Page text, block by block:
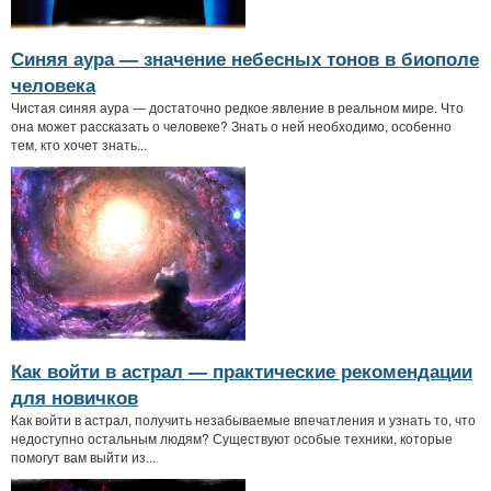
Синяя аура — значение небесных тонов в биополе
человека
Чистая синяя аура — достаточно редкое явление в реальном мире. Что
она может рассказать о человеке? Знать о ней необходимо, особенно
тем, кто хочет знать...
Как войти в астрал — практические рекомендации
для новичков
Как войти в астрал, получить незабываемые впечатления и узнать то, что
недоступно остальным людям? Существуют особые техники, которые
помогут вам выйти из...